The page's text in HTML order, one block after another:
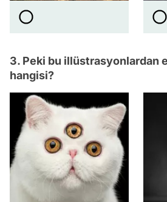
3. Peki bu illüstrasyonlardan
hangisi?